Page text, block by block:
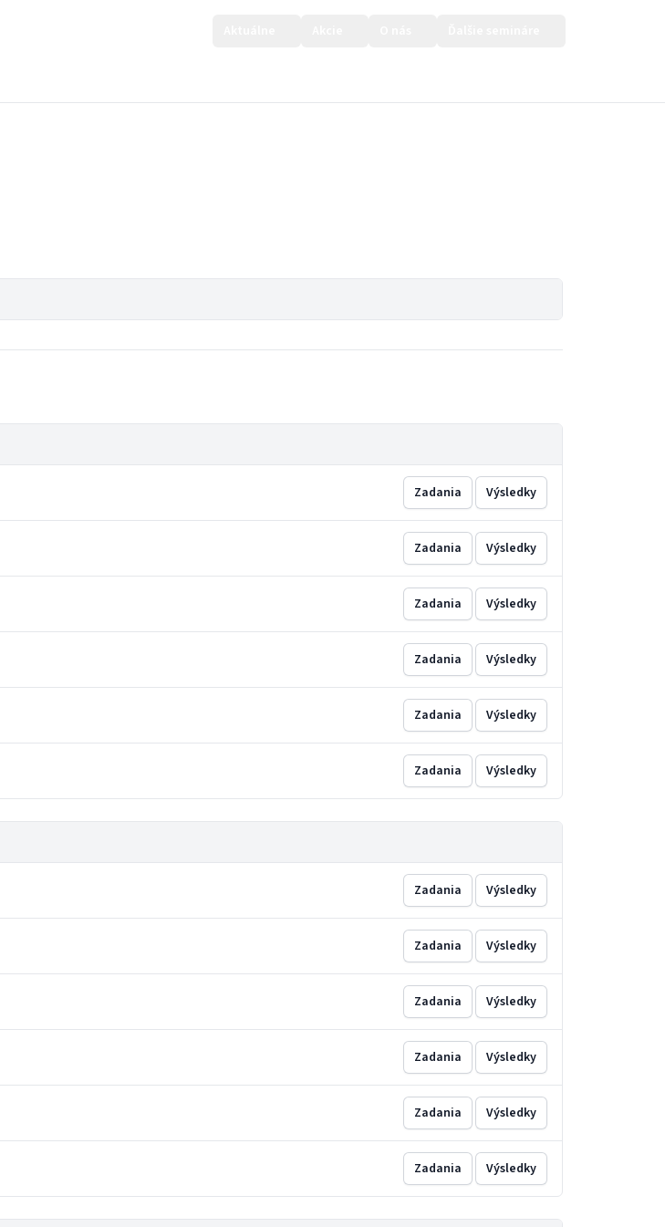
Zadania Výsledky
Zadania Výsledky
Zadania Výsledky
Zadania Výsledky
Zadania Výsledky
Zadania Výsledky
Zadania Výsledky
Zadania Výsledky
Zadania Výsledky
Zadania Výsledky
Zadania Výsledky
Zadania Výsledky